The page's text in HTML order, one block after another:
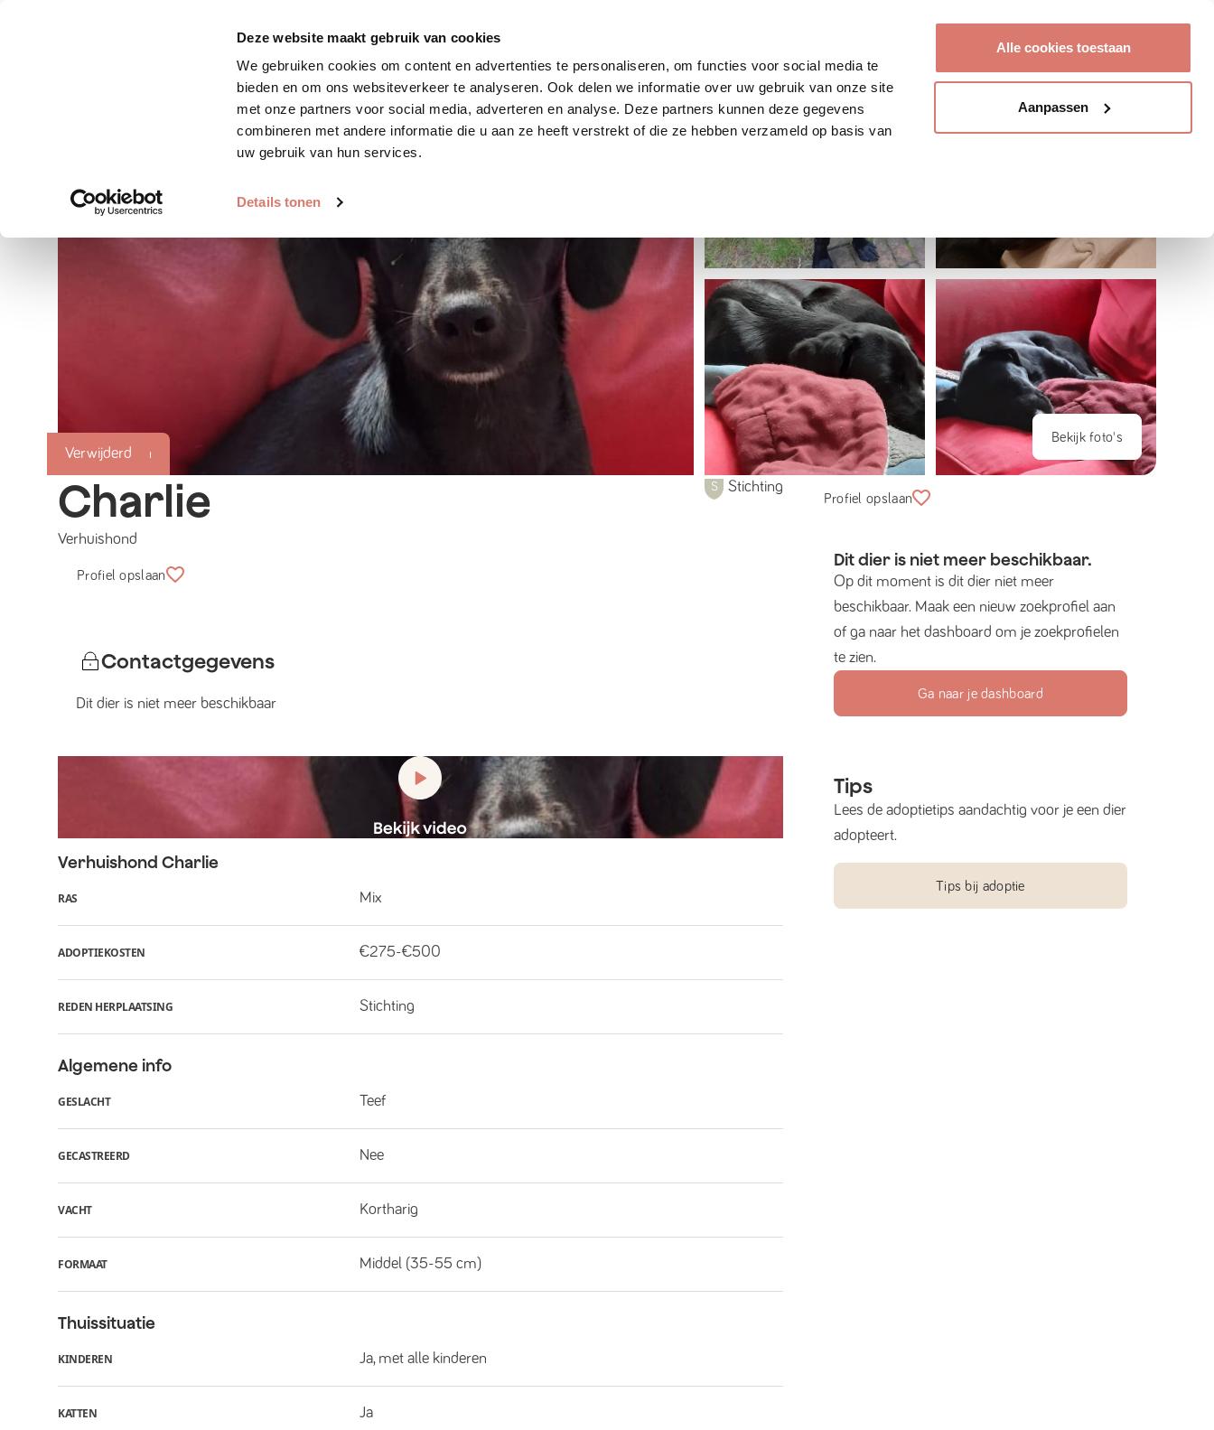
Deze website maakt gebruik van cookies
We gebruiken cookies om content en advertenties te personaliseren, om functies voor social media te
bieden en om ons websiteverkeer te analyseren. Ook delen we informatie over uw gebruik van onze site
met onze partners voor social media, adverteren en analyse. Deze partners kunnen deze gegevens
combineren met andere informatie die u aan ze heeft verstrekt of die ze hebben verzameld op basis van
uw gebruik van hun services.
Details tonen
Alle cookies toestaan
Aanpassen
Zoek huisdier Plaats huisdier Hoe werkt het?
Succesmatch
Verwijderd
Bekijk foto's
Charlie
Verhuishond
Stichting
Profiel opslaan
Contactgegevens
Dit dier is niet meer beschikbaar
Verhuishond Charlie
RAS Mix
ADOPTIEKOSTEN €275-€500
REDEN HERPLAATSING Stichting
Algemene info
GESLACHT Teef
GECASTREERD Nee
VACHT Kortharig
FORMAAT Middel (35-55 cm)
Thuissituatie
KINDEREN Ja, met alle kinderen
KATTEN Ja
Profiel opslaan
Dit dier is niet meer beschikbaar.
Op dit moment is dit dier niet meer
beschikbaar. Maak een nieuw zoekprofiel aan
of ga naar het dashboard om je zoekprofielen
te zien.
Ga naar je dashboard
Tips
Lees de adoptietips aandachtig voor je een dier
adopteert.
Tips bij adoptie